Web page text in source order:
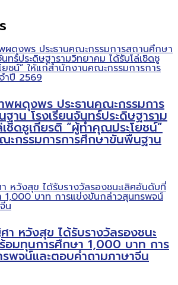
ผดุงพร ประธานคณะกรรมการ
าน โรงเรียนจันทร์ประดิษฐาราม
ชิดชูเกียรติ “ผู้ทำคุณประโยชน์”
ะกรรมการการศึกษาขั้นพื้นฐาน
หวังสุข ได้รับรางวัลรองชนะ
มทุนการศึกษา 1,000 บาท การ
พจน์และตอบคำถามภาษาจีน